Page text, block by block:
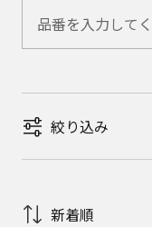
絞り込み
新着順